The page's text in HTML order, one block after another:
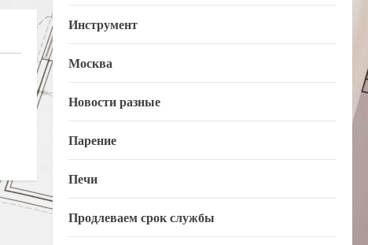
Инструмент
Москва
Новости разные
Парение
Печи
Продлеваем срок службы